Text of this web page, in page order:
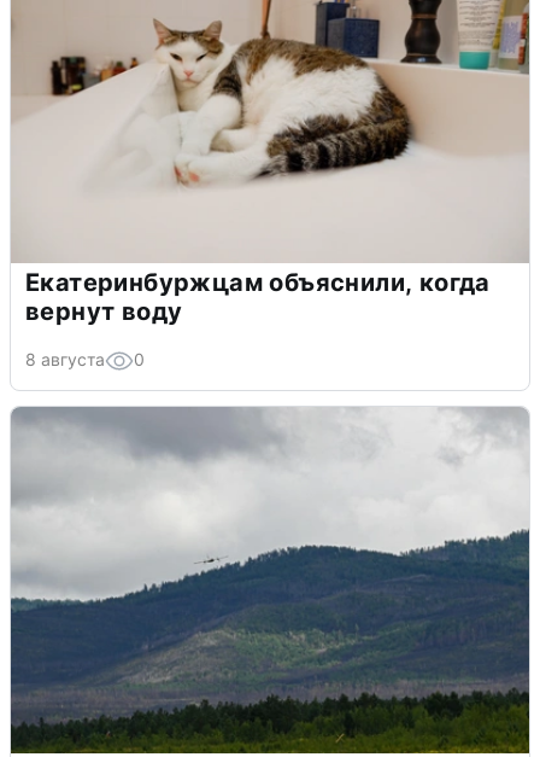
Екатеринбуржцам объяснили, когда
вернут воду
8 августа 0